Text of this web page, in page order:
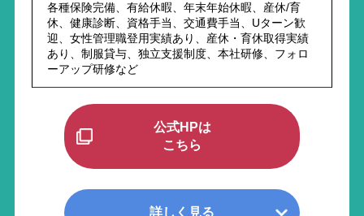
各種保険完備、有給休暇、年末年始休暇、産休/育
休、健康診断、資格手当、交通費手当、Uターン歓
迎、女性管理職登用実績あり、産休・育休取得実績
あり、制服貸与、独立支援制度、本社研修、フォロ
ーアップ研修など
公式HPは
こちら
詳しく見る